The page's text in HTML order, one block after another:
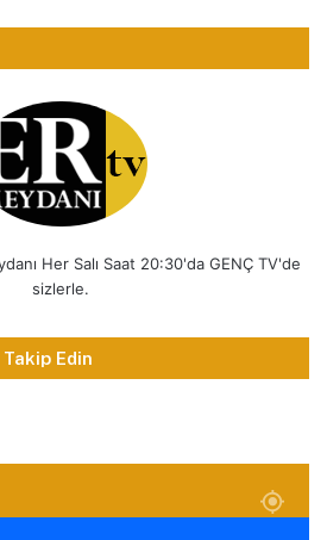
Her Salı Saat 20:30'da GENÇ TV'de
sizlerle.
Edin